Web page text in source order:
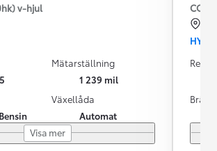
v-hjul
Mätarställning
1 239 mil
Växellåda
Automat
Visa mer